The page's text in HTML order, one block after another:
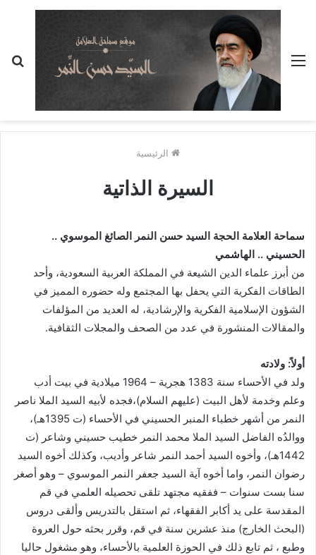
القائمة
الرئيسية
السيرة الذاتية
سماحة العلامة الحجة السيد حسن النمر الصائغ الموسوي ..
الحسيني .. الهاشمي
من أبرز علماء الدين الشيعة في المملكة العربية السعودية، وأحد
الطاقات الفكرية التي يحفل بها المجتمع وله حضوره المميز في
الشؤون الإسلامية الفكرية والإرشادية، له العديد من المؤلفات
والمقالات المنشورة في عدد من الصحف والمجلات الثقافية.
أولاً: ولادته
ولد في الأحساء سنة 1383 هجرية – 1964 ميلادية في بيت أدب
وعلم وخدمة لأهل البيت (عليهم السلام)،فجده لأبيه السيد الملا ناصر
النمر من أشهر خطباء المنبر الحسيني في الأحساء (ت 1395هـ)،
ووالدُه الفاضل السيد الملا محمد النمر خطيب حسيني وشاعر (ت
1442هـ)، وأخوه السيد أحمد النمر شاعر وأديب، وكذلك أخوه السيد
رضوان النمر، واما أخوه آية السيد جعفر النمر الموسوي – وهو أصغر
سنا بست سنوات – ففقيه مجتهد تلقى تحصيله العلمي في قم
المقدسة على يد أكابر الفقهاء، ثم استقل بالتدريس وألقى دروس
(البحث الخارج) منذ عشرين سنة في قم، وقرر بحثه حول العروة
وطبع ، ثم تابع ذلك في الحوزة العلمية بالأحساء، وهو مشغول حاليا